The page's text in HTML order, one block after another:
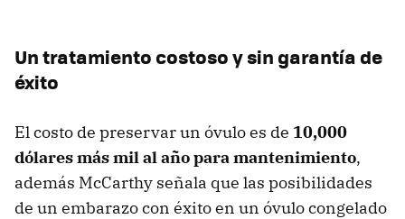
Un tratamiento costoso y sin garantía de
éxito
El costo de preservar un óvulo es de 10,000
dólares más mil al año para mantenimiento,
además McCarthy señala que las posibilidades
de un embarazo con éxito en un óvulo congelado